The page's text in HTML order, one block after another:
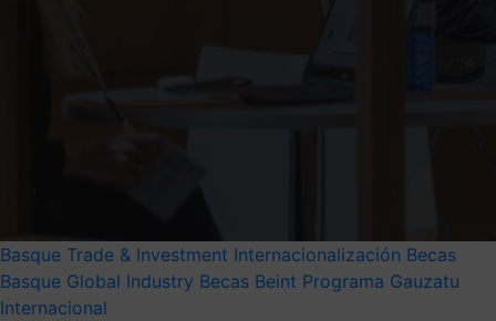
Basque Trade & Investment Internacionalización Becas
Basque Global Industry Becas Beint Programa Gauzatu
Internacional